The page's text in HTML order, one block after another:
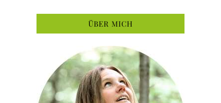
ÜBER MICH